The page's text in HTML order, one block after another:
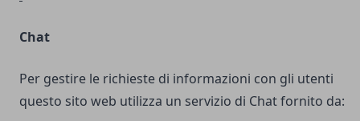
Chat
Per gestire le richieste di informazioni con gli utenti
questo sito web utilizza un servizio di Chat fornito da: